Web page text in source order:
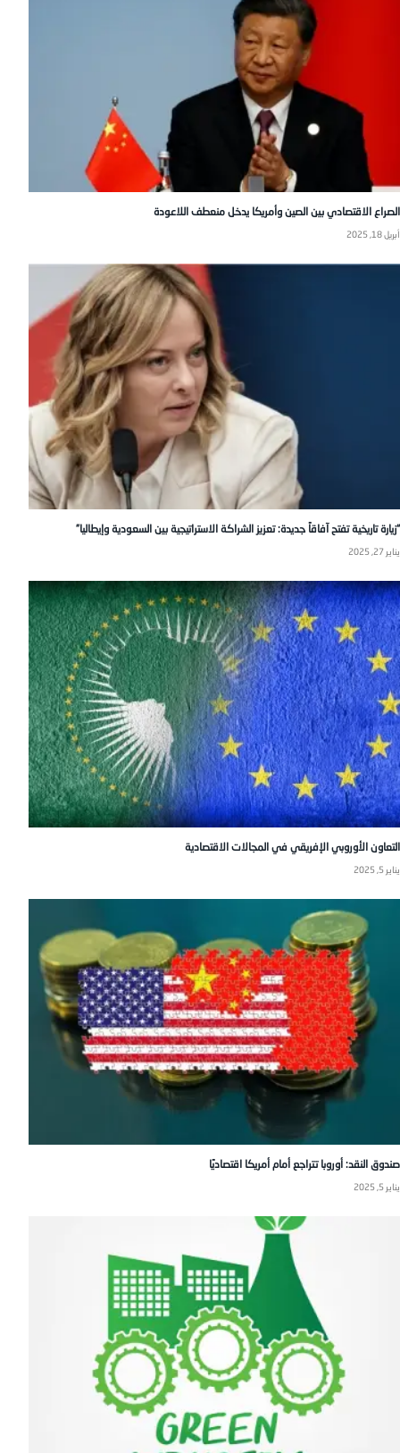
الصراع الاقتصادي بين الصين وأمريكا يدخل منعطف اللاعودة
أبريل 18, 2025
“زيارة تاريخية تفتح آفاقاً جديدة: تعزيز الشراكة الاستراتيجية بين السعودية وإيطاليا”
يناير 27, 2025
التعاون الأوروبي الإفريقي في المجالات الاقتصادية
يناير 5, 2025
صندوق النقد: أوروبا تتراجع أمام أمريكا اقتصاديًا
يناير 5, 2025